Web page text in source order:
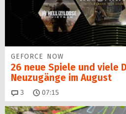
GEFORCE NOW
26 neue Spiele und viele
Neuzugänge im August
3 Kommentare
07:15